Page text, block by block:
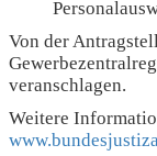
Von der
veranschlagen.
Weitere